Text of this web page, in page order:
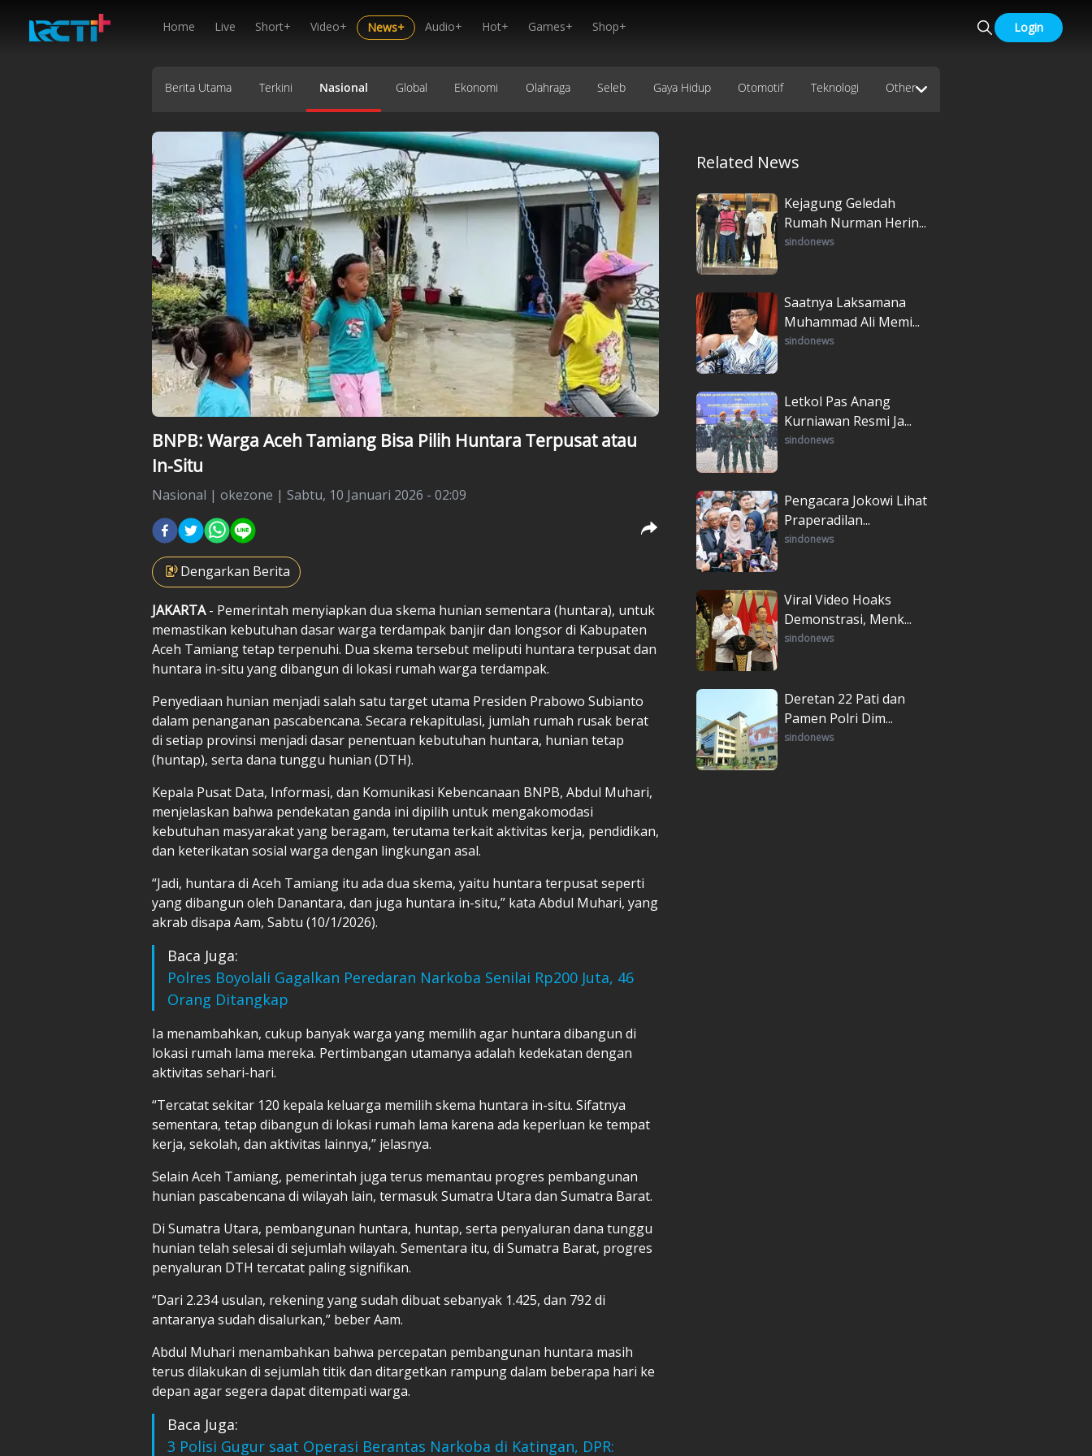
Home Live Short+ Video+ News+ Audio+ Hot+ Games+ Shop+ Login
Berita Utama Terkini Nasional Global Ekonomi Olahraga Seleb Gaya Hidup Otomotif Teknologi Other
BNPB: Warga Aceh Tamiang Bisa Pilih Huntara Terpusat atau
In-Situ
Nasional | okezone | Sabtu, 10 Januari 2026 - 02:09
Dengarkan Berita
JAKARTA- Pemerintah menyiapkan dua skema hunian sementara (huntara), untuk
memastikan kebutuhan dasar warga terdampak banjir dan longsor di Kabupaten
Aceh Tamiang tetap terpenuhi. Dua skema tersebut meliputi huntara terpusat dan
huntara in-situ yang dibangun di lokasi rumah warga terdampak.
Penyediaan hunian menjadi salah satu target utama Presiden Prabowo Subianto
dalam penanganan pascabencana. Secara rekapitulasi, jumlah rumah rusak berat
di setiap provinsi menjadi dasar penentuan kebutuhan huntara, hunian tetap
(huntap), serta dana tunggu hunian (DTH).
Kepala Pusat Data, Informasi, dan Komunikasi Kebencanaan BNPB, Abdul Muhari,
menjelaskan bahwa pendekatan ganda ini dipilih untuk mengakomodasi
kebutuhan masyarakat yang beragam, terutama terkait aktivitas kerja, pendidikan,
dan keterikatan sosial warga dengan lingkungan asal.
“Jadi, huntara di Aceh Tamiang itu ada dua skema, yaitu huntara terpusat seperti
yang dibangun oleh Danantara, dan juga huntara in-situ,” kata Abdul Muhari, yang
akrab disapa Aam, Sabtu (10/1/2026).
Baca Juga:
Polres Boyolali Gagalkan Peredaran Narkoba Senilai Rp200 Juta, 46
Orang Ditangkap
Ia menambahkan, cukup banyak warga yang memilih agar huntara dibangun di
lokasi rumah lama mereka. Pertimbangan utamanya adalah kedekatan dengan
aktivitas sehari-hari.
“Tercatat sekitar 120 kepala keluarga memilih skema huntara in-situ. Sifatnya
sementara, tetap dibangun di lokasi rumah lama karena ada keperluan ke tempat
kerja, sekolah, dan aktivitas lainnya,” jelasnya.
Selain Aceh Tamiang, pemerintah juga terus memantau progres pembangunan
hunian pascabencana di wilayah lain, termasuk Sumatra Utara dan Sumatra Barat.
Di Sumatra Utara, pembangunan huntara, huntap, serta penyaluran dana tunggu
hunian telah selesai di sejumlah wilayah. Sementara itu, di Sumatra Barat, progres
penyaluran DTH tercatat paling signifikan.
“Dari 2.234 usulan, rekening yang sudah dibuat sebanyak 1.425, dan 792 di
antaranya sudah disalurkan,” beber Aam.
Abdul Muhari menambahkan bahwa percepatan pembangunan huntara masih
terus dilakukan di sejumlah titik dan ditargetkan rampung dalam beberapa hari ke
depan agar segera dapat ditempati warga.
Baca Juga:
3 Polisi Gugur saat Operasi Berantas Narkoba di Katingan, DPR:
Related News
Kejagung Geledah
Rumah Nurman Herin...
sindonews
Saatnya Laksamana
Muhammad Ali Memi...
sindonews
Letkol Pas Anang
Kurniawan Resmi Ja...
sindonews
Pengacara Jokowi Lihat
Praperadilan...
sindonews
Viral Video Hoaks
Demonstrasi, Menk...
sindonews
Deretan 22 Pati dan
Pamen Polri Dim...
sindonews